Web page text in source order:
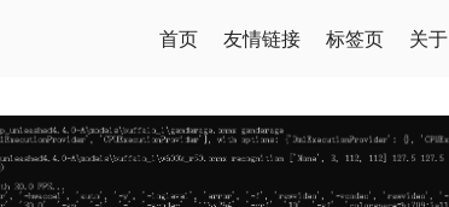
首页 友情链接 标签页 关于